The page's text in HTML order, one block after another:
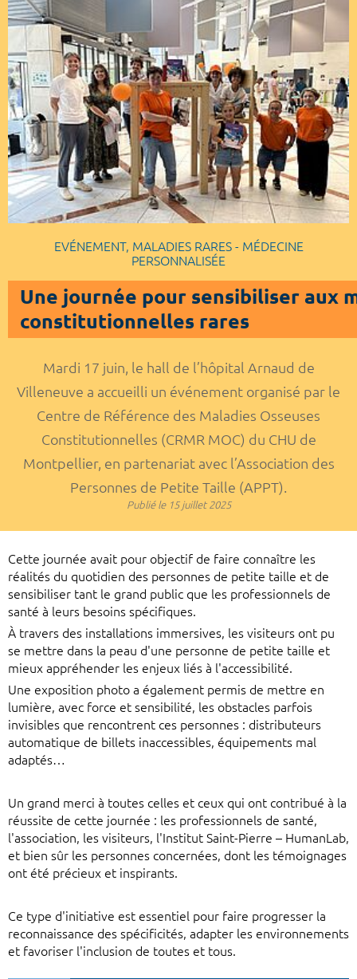
EVÉNEMENT, MALADIES RARES - MÉDECINE
PERSONNALISÉE
Une journée pour sensibiliser aux
constitutionnelles rares
Mardi 17 juin, le hall de l’hôpital Arnaud de
Villeneuve a accueilli un événement organisé par le
Centre de Référence des Maladies Osseuses
Constitutionnelles (CRMR MOC) du CHU de
Montpellier, en partenariat avec l’Association des
Personnes de Petite Taille (APPT).
Publié le15 juillet 2025
Cette journée avait pour objectif de faire connaître les
réalités du quotidien des personnes de petite taille et de
sensibiliser tant le grand public que les professionnels de
santé à leurs besoins spécifiques.
À travers des installations immersives, les visiteurs ont pu
se mettre dans la peau d'une personne de petite taille et
mieux appréhender les enjeux liés à l'accessibilité.
Une exposition photo a également permis de mettre en
lumière, avec force et sensibilité, les obstacles parfois
invisibles que rencontrent ces personnes : distributeurs
automatique de billets inaccessibles, équipements mal
adaptés…
Un grand merci à toutes celles et ceux qui ont contribué à la
réussite de cette journée : les professionnels de santé,
l'association, les visiteurs, l'Institut Saint-Pierre – HumanLab,
et bien sûr les personnes concernées, dont les témoignages
ont été précieux et inspirants.
Ce type d'initiative est essentiel pour faire progresser la
reconnaissance des spécificités, adapter les environnements
et favoriser l'inclusion de toutes et tous.